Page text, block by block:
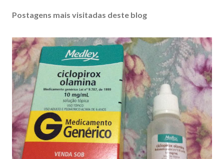
Postagens mais visitadas deste blog